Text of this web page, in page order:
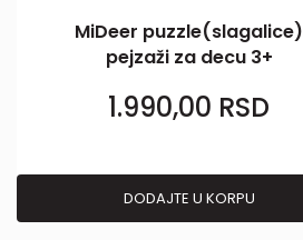
MiDeer puzzle(slagalice)
pejzaži za decu 3+
1.990,00 RSD
DODAJTE U KORPU